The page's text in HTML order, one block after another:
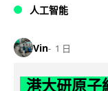
人工智能
Vin 1 日
港大研原子